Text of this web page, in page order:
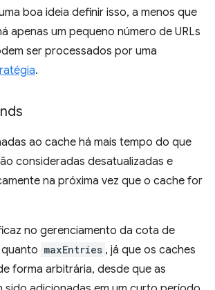
boa ideia definir isso, a menos que
apenas um pequeno número de URLs
ser processados por uma
.
ao cache há mais tempo do que
consideradas desatualizadas e
na próxima vez que o cache for
no gerenciamento da cota de
maxEntries , já que os caches
forma arbitrária, desde que as